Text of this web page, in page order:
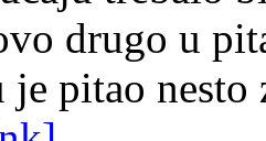
drugo u
je pitao